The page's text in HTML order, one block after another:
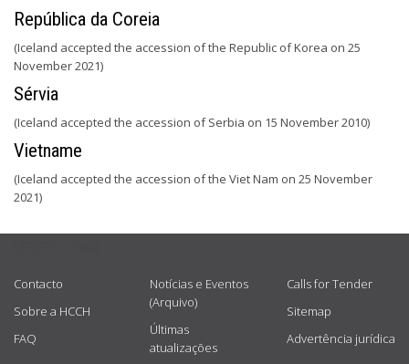
República da Coreia
(Iceland accepted the accession of the Republic of Korea on 25
November 2021)
Sérvia
(Iceland accepted the accession of Serbia on 15 November 2010)
Vietname
(Iceland accepted the accession of the Viet Nam on 25 November
2021)
Contacto
Sobre a HCCH
FAQ
Notícias e Eventos
(Arquivo)
Últimas
atualizações
Calls for Tender
Sitemap
Advertência jurídica